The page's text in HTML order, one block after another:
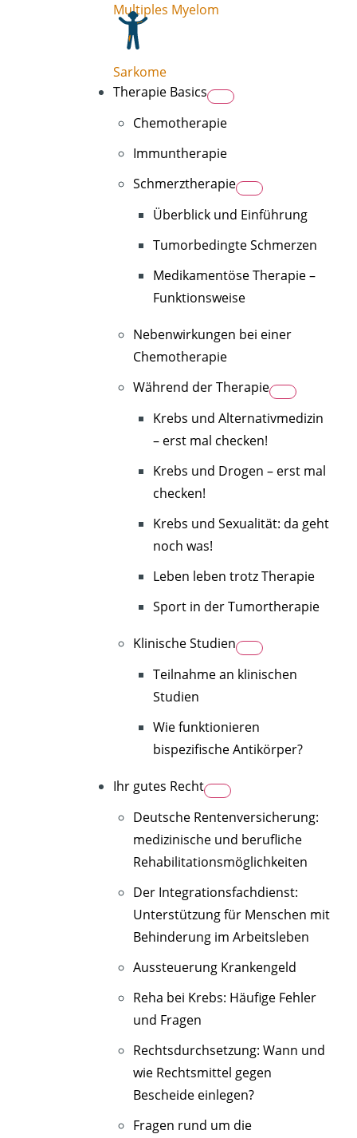
Multiples Myelom
Sarkome
Therapie Basics
Chemotherapie
Immuntherapie
Schmerztherapie
Überblick und Einführung
Tumorbedingte Schmerzen
Medikamentöse Therapie –
Funktionsweise
Nebenwirkungen bei einer
Chemotherapie
Während der Therapie
Krebs und Alternativmedizin
– erst mal checken!
Krebs und Drogen – erst mal
checken!
Krebs und Sexualität: da geht
noch was!
Leben leben trotz Therapie
Sport in der Tumortherapie
Klinische Studien
Teilnahme an klinischen
Studien
Wie funktionieren
bispezifische Antikörper?
Ihr gutes Recht
Deutsche Rentenversicherung:
medizinische und berufliche
Rehabilitationsmöglichkeiten
Der Integrationsfachdienst:
Unterstützung für Menschen mit
Behinderung im Arbeitsleben
Aussteuerung Krankengeld
Reha bei Krebs: Häufige Fehler
und Fragen
Rechtsdurchsetzung: Wann und
wie Rechtsmittel gegen
Bescheide einlegen?
Fragen rund um die